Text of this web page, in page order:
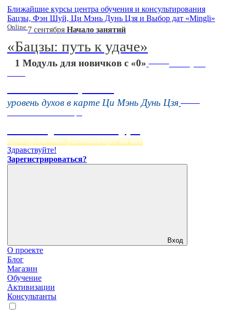
Ближайшие курсы центра обучения и консультирования
Бацзы, Фэн Шуй, Ци Мэнь Дунь Цзя и Выбор дат «Mingli»
Online 7 сентября Начало занятий
«Бацзы: путь к удаче»
1 Модуль для новичков с «0»
16 августа
уровень духов в карте Ци Мэнь Дунь Цзя
пространство, работающее на вас
Здравствуйте!
Зарегистрироваться?
Вход
О проекте
Блог
Магазин
Обучение
Активизации
Консультанты